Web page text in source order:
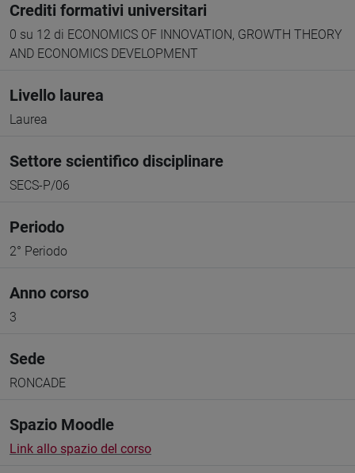
Crediti formativi universitari
0 su 12 di ECONOMICS OF INNOVATION, GROWTH THEORY
AND ECONOMICS DEVELOPMENT
Livello laurea
Laurea
Settore scientifico disciplinare
SECS-P/06
Periodo
2° Periodo
Anno corso
3
Sede
RONCADE
Spazio Moodle
Link allo spazio del corso